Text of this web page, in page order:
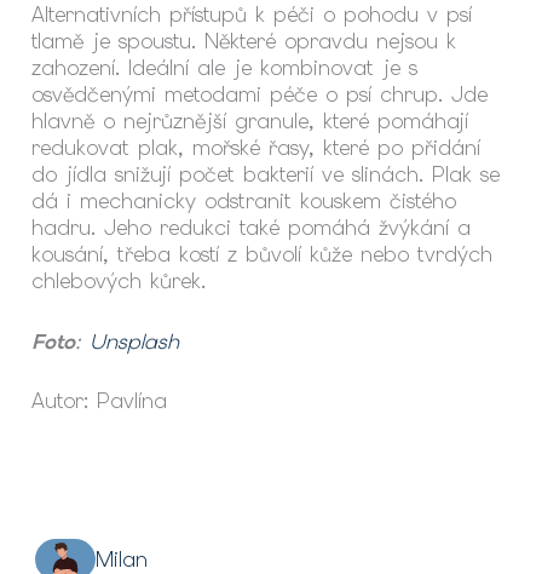
Alternativních přístupů k péči o pohodu v psí
tlamě je spoustu. Některé opravdu nejsou k
zahození. Ideální ale je kombinovat je s
osvědčenými metodami péče o psí chrup. Jde
hlavně o nejrůznější granule, které pomáhají
redukovat plak, mořské řasy, které po přidání
do jídla snižují počet bakterií ve slinách. Plak se
dá i mechanicky odstranit kouskem čistého
hadru. Jeho redukci také pomáhá žvýkání a
kousání, třeba kostí z bůvolí kůže nebo tvrdých
chlebových kůrek.
Foto: Unsplash
Autor: Pavlína
Milan